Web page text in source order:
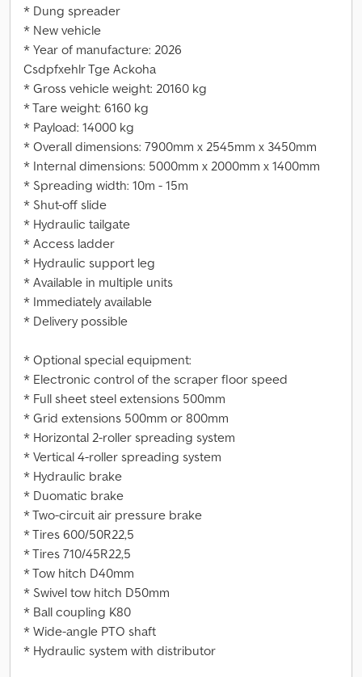
* Dung spreader
* New vehicle
* Year of manufacture: 2026
Csdpfxehlr Tge Ackoha
* Gross vehicle weight: 20160 kg
* Tare weight: 6160 kg
* Payload: 14000 kg
* Overall dimensions: 7900mm x 2545mm x 3450mm
* Internal dimensions: 5000mm x 2000mm x 1400mm
* Spreading width: 10m - 15m
* Shut-off slide
* Hydraulic tailgate
* Access ladder
* Hydraulic support leg
* Available in multiple units
* Immediately available
* Delivery possible
* Optional special equipment:
* Electronic control of the scraper floor speed
* Full sheet steel extensions 500mm
* Grid extensions 500mm or 800mm
* Horizontal 2-roller spreading system
* Vertical 4-roller spreading system
* Hydraulic brake
* Duomatic brake
* Two-circuit air pressure brake
* Tires 600/50R22,5
* Tires 710/45R22,5
* Tow hitch D40mm
* Swivel tow hitch D50mm
* Ball coupling K80
* Wide-angle PTO shaft
* Hydraulic system with distributor